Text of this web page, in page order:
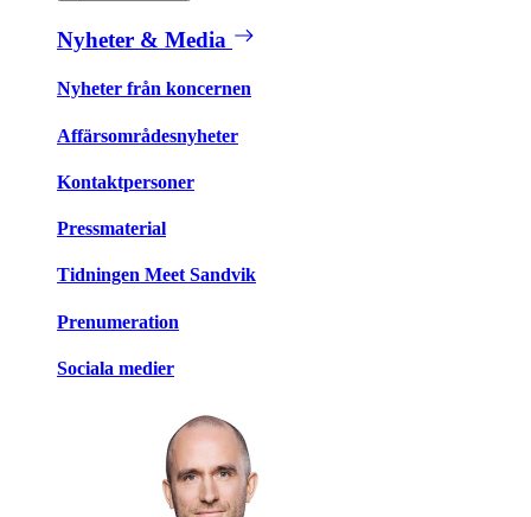
Nyheter & Media
Nyheter från koncernen
Affärsområdesnyheter
Kontaktpersoner
Pressmaterial
Tidningen Meet Sandvik
Prenumeration
Sociala medier